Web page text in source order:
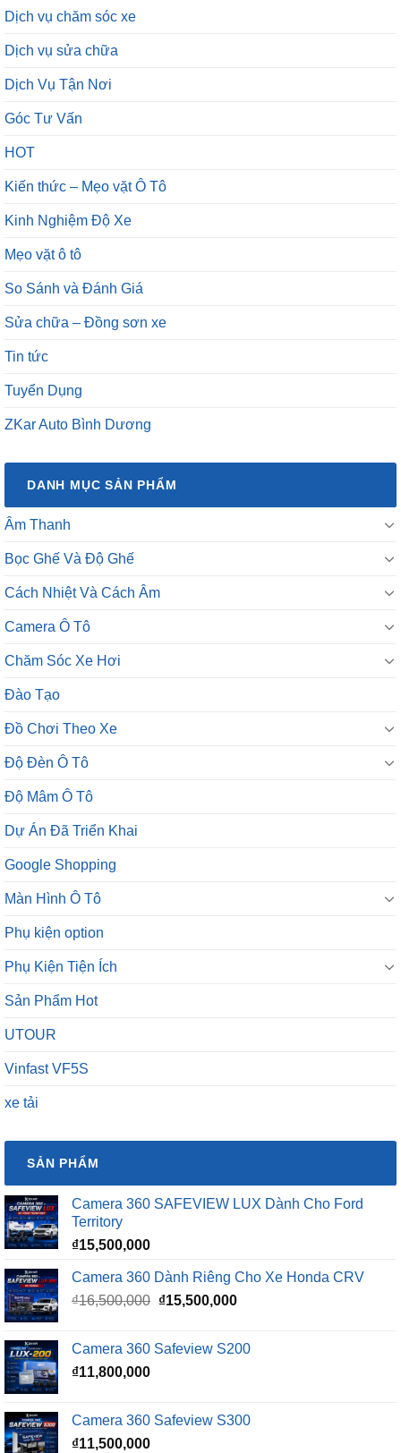
Dịch vụ chăm sóc xe
Dịch vụ sửa chữa
Dịch Vụ Tận Nơi
Góc Tư Vấn
HOT
Kiến thức – Mẹo vặt Ô Tô
Kinh Nghiệm Độ Xe
Mẹo vặt ô tô
So Sánh và Đánh Giá
Sửa chữa – Đồng sơn xe
Tin tức
Tuyển Dụng
ZKar Auto Bình Dương
DANH MỤC SẢN PHẨM
Âm Thanh
Bọc Ghế Và Độ Ghế
Cách Nhiệt Và Cách Âm
Camera Ô Tô
Chăm Sóc Xe Hơi
Đào Tạo
Đồ Chơi Theo Xe
Độ Đèn Ô Tô
Độ Mâm Ô Tô
Dự Án Đã Triển Khai
Google Shopping
Màn Hình Ô Tô
Phụ kiện option
Phụ Kiện Tiện Ích
Sản Phẩm Hot
UTOUR
Vinfast VF5S
xe tải
SẢN PHẨM
Camera 360 SAFEVIEW LUX Dành Cho Ford
Territory
₫15,500,000
Camera 360 Dành Riêng Cho Xe Honda CRV
₫16,500,000 Giá
₫16,500,000.
₫15,500,000Giá
là:
Camera 360 Safeview S200
₫11,800,000
Camera 360 Safeview S300
₫11,500,000